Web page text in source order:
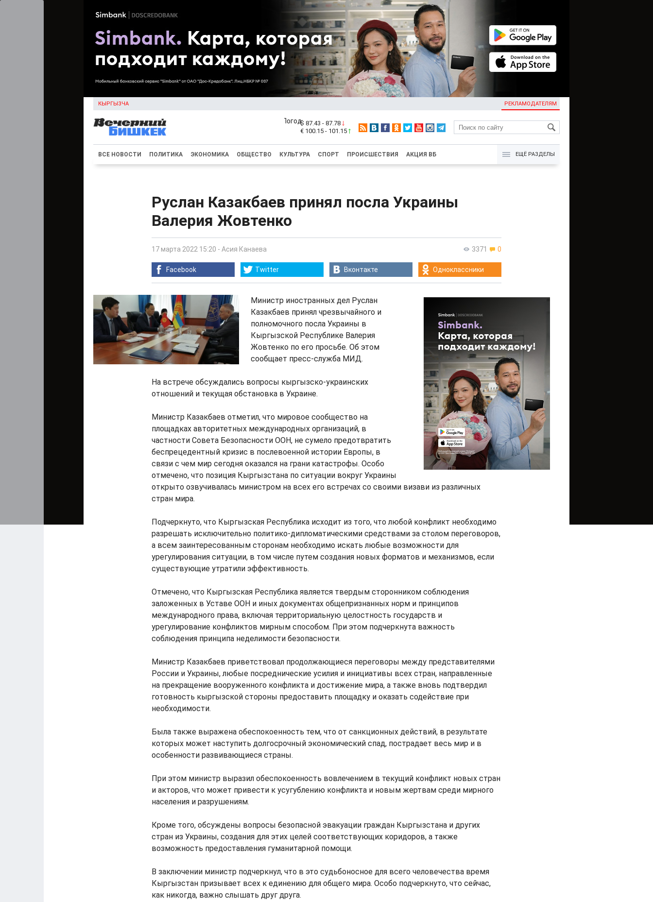
КЫРГЫЗЧА РЕКЛАМОДАТЕЛЯМ
KG
$ 87.43 - 87.78
€ 100.15 - 101.15
ВСЕ НОВОСТИ ПОЛИТИКА ЭКОНОМИКА ОБЩЕСТВО КУЛЬТУРА СПОРТ ПРОИСШЕСТВИЯ АКЦИЯ ВБ ЕЩЁ РАЗДЕЛЫ
Руслан Казакбаев принял посла Украины
Валерия Жовтенко
3371 0
17 марта 2022 15:20 - Асия Канаева
Facebook Twitter Вконтакте Одноклассники
Министр иностранных дел Руслан
Казакбаев принял чрезвычайного и
полномочного посла Украины в
Кыргызской Республике Валерия
Жовтенко по его просьбе. Об этом
сообщает пресс-служба МИД.
На встрече обсуждались вопросы кыргызско-украинских
отношений и текущая обстановка в Украине.
Министр Казакбаев отметил, что мировое сообщество на
площадках авторитетных международных организаций, в
частности Совета Безопасности ООН, не сумело предотвратить
беспрецедентный кризис в послевоенной истории Европы, в
связи с чем мир сегодня оказался на грани катастрофы. Особо
отмечено, что позиция Кыргызстана по ситуации вокруг Украины
открыто озвучивалась министром на всех его встречах со своими визави из различных
стран мира.
Подчеркнуто, что Кыргызская Республика исходит из того, что любой конфликт необходимо
разрешать исключительно политико-дипломатическими средствами за столом переговоров,
а всем заинтересованным сторонам необходимо искать любые возможности для
урегулирования ситуации, в том числе путем создания новых форматов и механизмов, если
существующие утратили эффективность.
Отмечено, что Кыргызская Республика является твердым сторонником соблюдения
заложенных в Уставе ООН и иных документах общепризнанных норм и принципов
международного права, включая территориальную целостность государств и
урегулирование конфликтов мирным способом. При этом подчеркнута важность
соблюдения принципа неделимости безопасности.
Министр Казакбаев приветствовал продолжающиеся переговоры между представителями
России и Украины, любые посреднические усилия и инициативы всех стран, направленные
на прекращение вооруженного конфликта и достижение мира, а также вновь подтвердил
готовность кыргызской стороны предоставить площадку и оказать содействие при
необходимости.
Была также выражена обеспокоенность тем, что от санкционных действий, в результате
которых может наступить долгосрочный экономический спад, пострадает весь мир и в
особенности развивающиеся страны.
При этом министр выразил обеспокоенность вовлечением в текущий конфликт новых стран
и акторов, что может привести к усугублению конфликта и новым жертвам среди мирного
населения и разрушениям.
Кроме того, обсуждены вопросы безопасной эвакуации граждан Кыргызстана и других
стран из Украины, создания для этих целей соответствующих коридоров, а также
возможность предоставления гуманитарной помощи.
В заключении министр подчеркнул, что в это судьбоносное для всего человечества время
Кыргызстан призывает всех к единению для общего мира. Особо подчеркнуто, что сейчас,
как никогда, важно слышать друг друга.